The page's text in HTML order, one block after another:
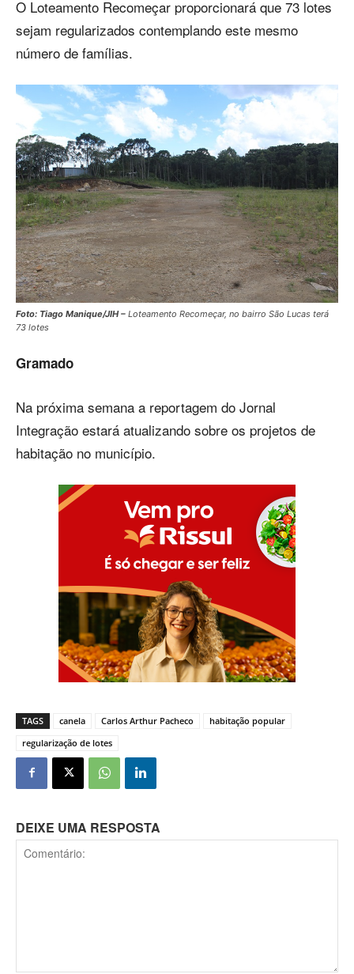
O Loteamento Recomeçar proporcionará que 73 lotes
sejam regularizados contemplando este mesmo
número de famílias.
Foto: Tiago Manique/JIH – Loteamento Recomeçar, no bairro São Lucas terá
73 lotes
Gramado
Na próxima semana a reportagem do Jornal
Integração estará atualizando sobre os projetos de
habitação no município.
TAGS canela Carlos Arthur Pacheco
habitação popular
regularização de lotes
DEIXE UMA RESPOSTA